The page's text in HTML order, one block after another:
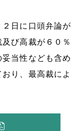
日に口頭弁論が
び高裁が６０％
当性なども含め
り、最高裁によ